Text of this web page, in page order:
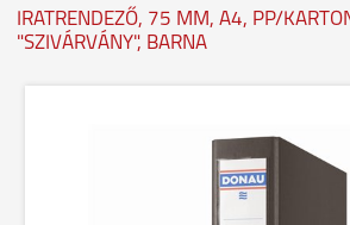
IRATRENDEZŐ, 75 MM, A4, PP/
"SZIVÁRVÁNY", BARNA